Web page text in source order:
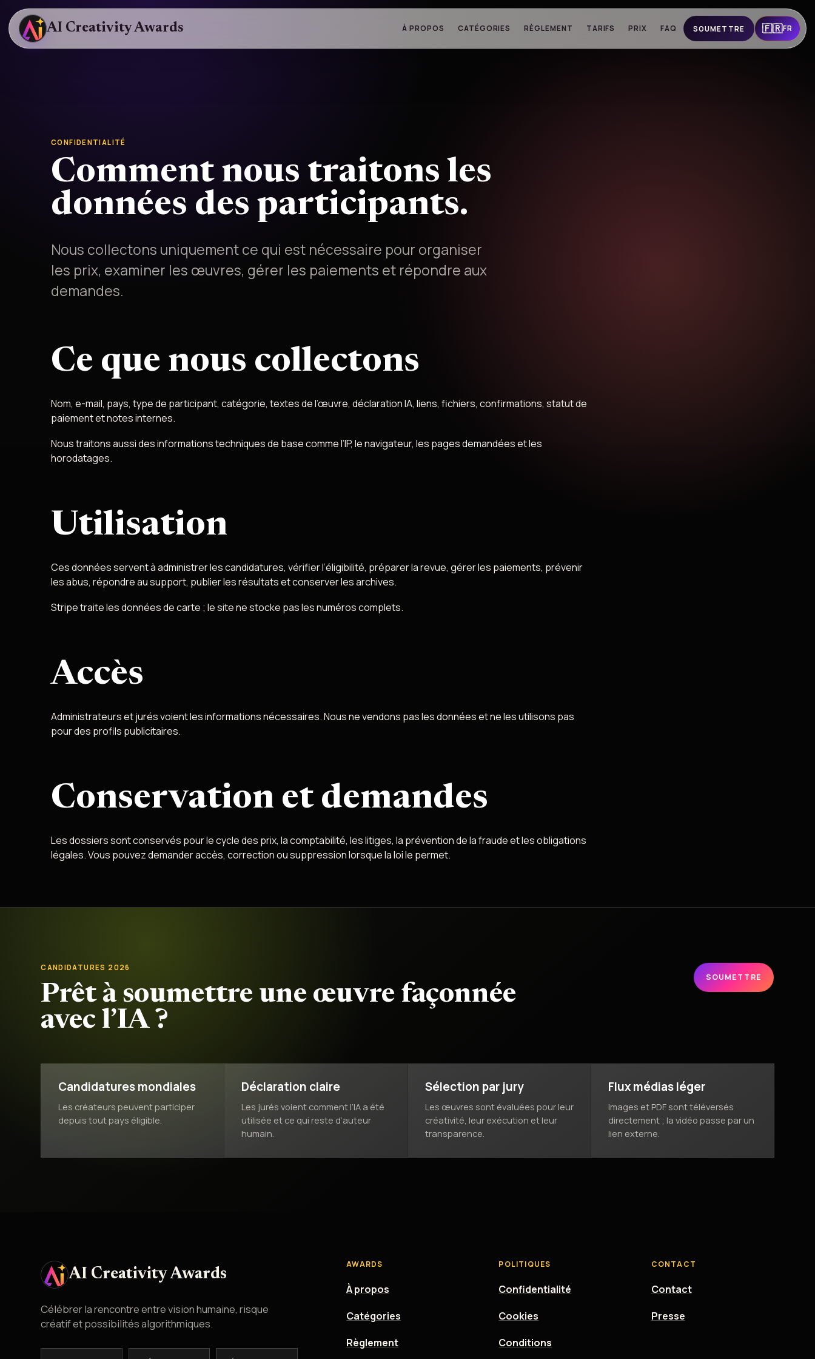
AI Creativity Awards À PROPOS CATÉGORIES RÈGLEMENT TARIFS PRIX FAQ SOUMETTRE 🇫🇷FR
CONFIDENTIALITÉ
Comment nous traitons les
données des participants.
Nous collectons uniquement ce qui est nécessaire pour organiser
les prix, examiner les œuvres, gérer les paiements et répondre aux
demandes.
Ce que nous collectons
Nom, e-mail, pays, type de participant, catégorie, textes de l’œuvre, déclaration IA, liens, fichiers, confirmations, statut de
paiement et notes internes.
Nous traitons aussi des informations techniques de base comme l’IP, le navigateur, les pages demandées et les
horodatages.
Utilisation
Ces données servent à administrer les candidatures, vérifier l’éligibilité, préparer la revue, gérer les paiements, prévenir
les abus, répondre au support, publier les résultats et conserver les archives.
Stripe traite les données de carte ; le site ne stocke pas les numéros complets.
Accès
Administrateurs et jurés voient les informations nécessaires. Nous ne vendons pas les données et ne les utilisons pas
pour des profils publicitaires.
Conservation et demandes
Les dossiers sont conservés pour le cycle des prix, la comptabilité, les litiges, la prévention de la fraude et les obligations
légales. Vous pouvez demander accès, correction ou suppression lorsque la loi le permet.
CANDIDATURES 2026
Prêt à soumettre une œuvre façonnée
avec l’IA ?
SOUMETTRE
Candidatures mondiales
Les créateurs peuvent participer
depuis tout pays éligible.
Déclaration claire
Les jurés voient comment l’IA a été
utilisée et ce qui reste d’auteur
humain.
Sélection par jury
Les œuvres sont évaluées pour leur
créativité, leur exécution et leur
transparence.
Flux médias léger
Images et PDF sont téléversés
directement ; la vidéo passe par un
lien externe.
AI Creativity Awards
Célébrer la rencontre entre vision humaine, risque
créatif et possibilités algorithmiques.
AWARDS
À propos
Catégories
Règlement
POLITIQUES
Confidentialité
Cookies
Conditions
CONTACT
Contact
Presse